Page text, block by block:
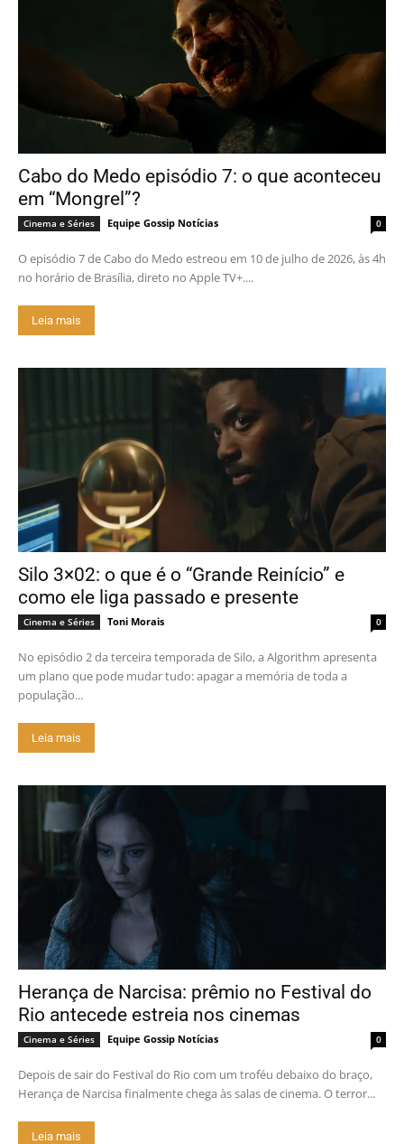
Cabo do Medo episódio 7: o que aconteceu
em “Mongrel”?
Cinema e Séries Equipe Gossip Notícias 0
O episódio 7 de Cabo do Medo estreou em 10 de julho de 2026, às 4h
no horário de Brasília, direto no Apple TV+....
Leia mais
Silo 3×02: o que é o “Grande Reinício” e
como ele liga passado e presente
Cinema e Séries Toni Morais 0
No episódio 2 da terceira temporada de Silo, a Algorithm apresenta
um plano que pode mudar tudo: apagar a memória de toda a
população...
Leia mais
Herança de Narcisa: prêmio no Festival do
Rio antecede estreia nos cinemas
Cinema e Séries Equipe Gossip Notícias 0
Depois de sair do Festival do Rio com um troféu debaixo do braço,
Herança de Narcisa finalmente chega às salas de cinema. O terror...
Leia mais